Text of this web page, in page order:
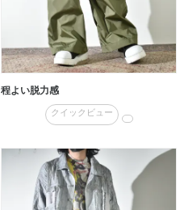
程よい脱力感
クイックビュー